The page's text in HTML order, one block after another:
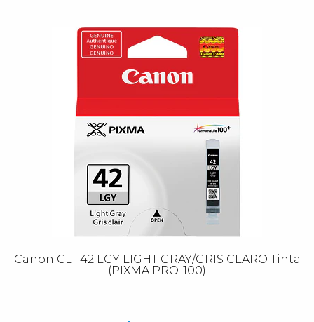
Canon CLI-42 LGY LIGHT GRAY/GRIS CLARO Tinta
(PIXMA PRO-100)